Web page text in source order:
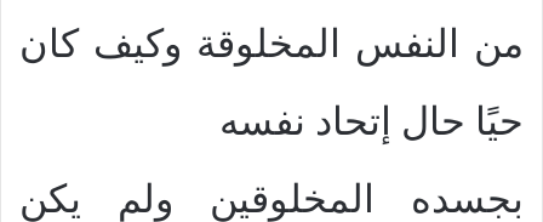
من النفس المخلوقة وكيف كان
حيًا حال إتحاد نفسه
بجسده المخلوقين ولم يكن